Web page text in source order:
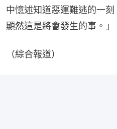
中憶述知道惡運難逃的一
顯然這是將會發生的事。」
（綜合報道）